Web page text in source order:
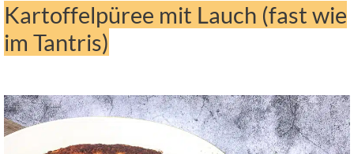
Kartoffelpüree mit Lauch (fast wie
im Tantris)